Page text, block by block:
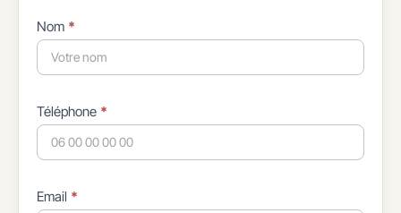
Nom *
Téléphone *
Email *